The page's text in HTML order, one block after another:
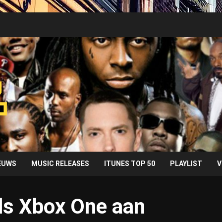
MUSIC RELEASES ITUNES TOP 50 PLAYLIST
Xbox One aan